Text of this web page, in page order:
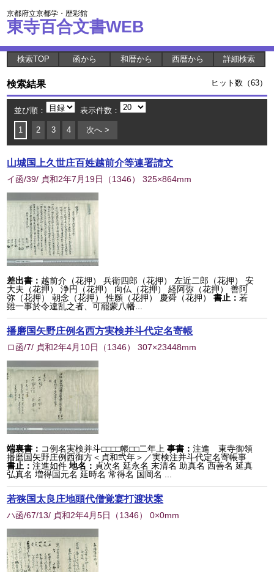
京都府立京都学・歴彩館
東寺百合文書WEB
検索TOP 函から 和暦から 西暦から 詳細検索
検索結果 ヒット数（63）
並び順： 表示件数：
1 2 3 4 次へ >
山城国上久世庄百姓越前介等連署請文
イ函/39/ 貞和2年7月19日 （1346） 325×864mm
差出書： 越前介（花押） 兵衛四郎（花押） 左近二郎（花押） 安
大夫（花押） 浄円（花押） 向仏（花押） 経阿弥（花押） 善阿
弥（花押） 朝念（花押） 性願（花押） 慶舜（花押）
書止：若
雖一事於令違乱之者、可罷蒙八幡...
播磨国矢野庄例名西方実検并斗代定名寄帳
ロ函/7/ 貞和2年4月10日 （1346） 307×23448mm
端裏書： コ例名実検并斗□□□□帳□□二年上 事書：注進 東寺御領
播磨国矢野庄例西御方＜貞和弐年＞／実検注并斗代定名寄帳事
書止：注進如件 地名： 貞次名 延永名 末清名 助真名 西善名 延真
弘真名 増得国元名 延時名 常得名 国岡名 ...
若狭国太良庄地頭代僧覚宴打渡状案
ハ函/67/13/ 貞和2年4月5日 （1346） 0×0mm